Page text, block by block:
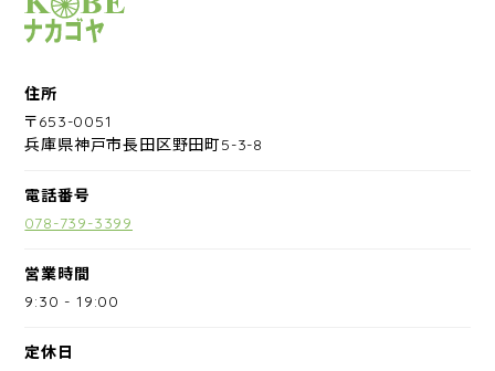
住所
〒653-0051
兵庫県神戸市長田区野田町5-3-8
電話番号
078-739-3399
営業時間
9:30 -19:00
定休日